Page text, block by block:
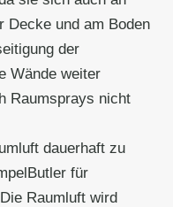
Decke und am Boden
der
Wände weiter
Raumsprays nicht
dauerhaft zu
für
Raumluft wird